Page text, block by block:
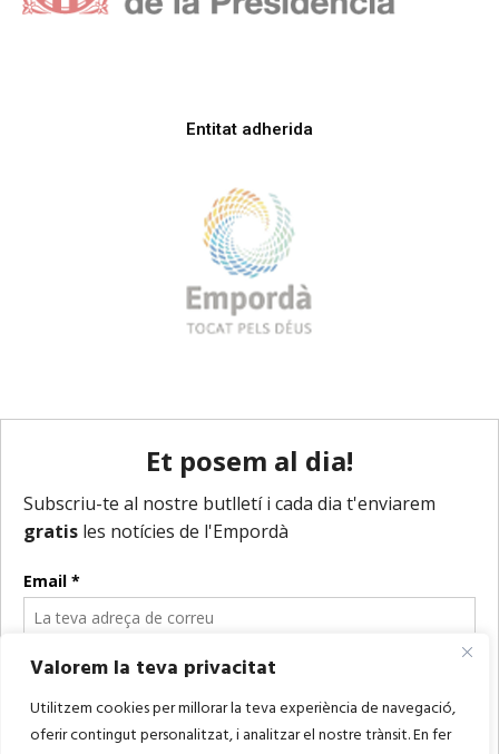
Valorem la teva privacitat
Utilitzem cookies per millorar la teva experiència de navegació,
oferir contingut personalitzat, i analitzar el nostre trànsit. En fer
Entitat adherida